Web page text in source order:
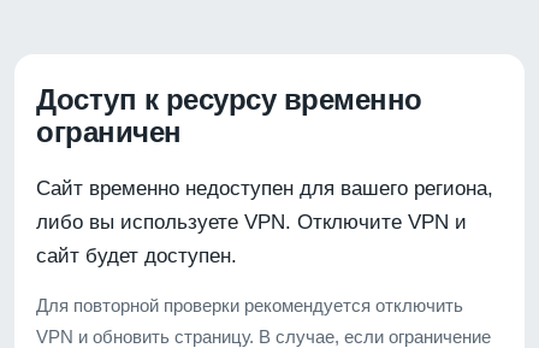
Доступ к ресурсу временно
ограничен
Сайт временно недоступен для вашего региона,
либо вы используете VPN. Отключите VPN и
сайт будет доступен.
Для повторной проверки рекомендуется отключить
VPN и обновить страницу. В случае, если ограничение